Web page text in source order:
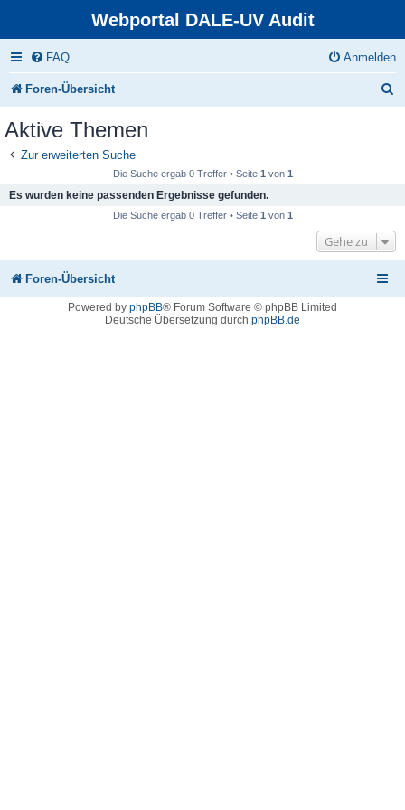
Webportal DALE-UV Audit
FAQ Anmelden
Foren-Übersicht
Aktive Themen
Zur erweiterten Suche
Die Suche ergab 0 Treffer • Seite 1 von 1
Es wurden keine passenden Ergebnisse gefunden.
Die Suche ergab 0 Treffer • Seite 1 von 1
Gehe zu
Foren-Übersicht
Powered by phpBB® Forum Software © phpBB Limited
Deutsche Übersetzung durch phpBB.de